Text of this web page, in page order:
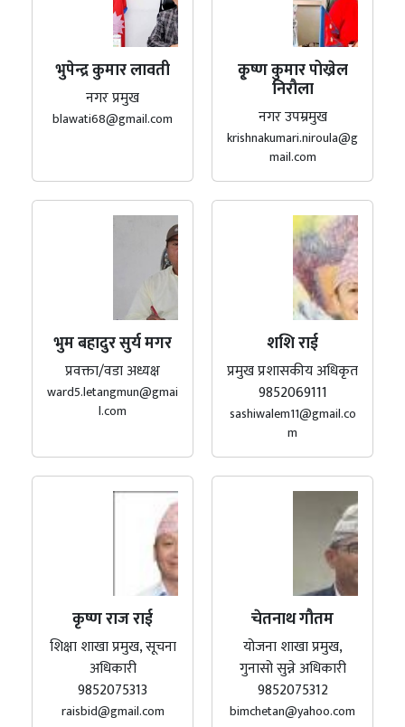
भुपेन्द्र कुमार लावती
नगर प्रमुख
blawati68@gmail.com
कृ्ष्ण कुमार पोख्रेल
निरौला
नगर उपम्रमुख
krishnakumari.niroula@g
mail.com
भुम बहादुर सुर्य मगर
प्रवक्ता/वडा अध्यक्ष
ward5.letangmun@gmai
l.com
शशि राई
प्रमुख प्रशासकीय अधिकृत
9852069111
sashiwalem11@gmail.co
m
कृष्ण राज राई
शिक्षा शाखा प्रमुख, सूचना
अधिकारी
9852075313
raisbid@gmail.com
चेतनाथ गौतम
योजना शाखा प्रमुख,
गुनासो सुन्ने अधिकारी
9852075312
bimchetan@yahoo.com